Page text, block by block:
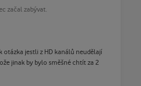
začal zabývat.
otázka jestli z HD kanálů neudělají
jinak by bylo směšné chtít za 2